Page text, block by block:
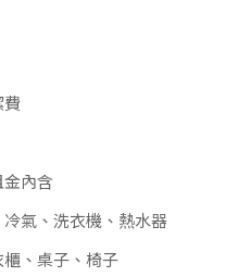
30~40 坪
費
內含
氣、洗衣機、熱水器
、桌子、椅子